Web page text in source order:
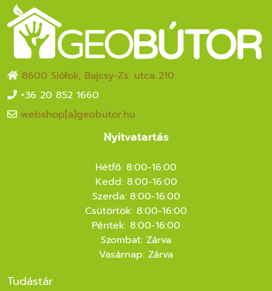
8600 Siófok, Bajcsy-Zs. utca 210.
+36 20 852 1660
webshop[a]geobutor.hu
Nyitvatartás
Hétfő: 8:00-16:00
Kedd: 8:00-16:00
Szerda: 8:00-16:00
Csütörtök: 8:00-16:00
Péntek: 8:00-16:00
Szombat: Zárva
Vasárnap: Zárva
Tudástár